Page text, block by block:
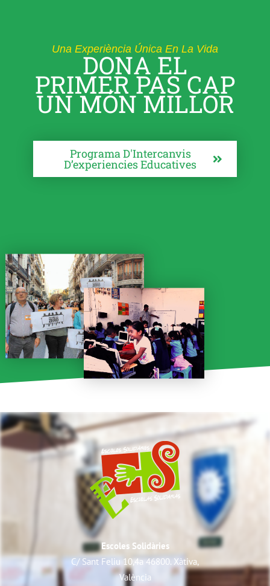
Una Experiència Única En La Vida
DONA EL
PRIMER PAS CAP
UN MÓN MILLOR
Programa D'Intercanvis
D’experiencies Educatives
Escoles Solidàries
C/ Sant Feliu 10,4a 46800. Xàtiva,
València